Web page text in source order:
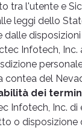
tra l'utente e
leggi dello
dalle
Infotech,
contea del
dei
Infotech, Inc. di
o disposizione